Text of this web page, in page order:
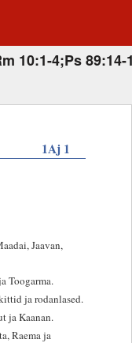
10:1-4;Ps 89:14-
1Aj 1
Jaavan,
Toogarma.
ja rodanlased.
ja Kaanan.
Raema ja